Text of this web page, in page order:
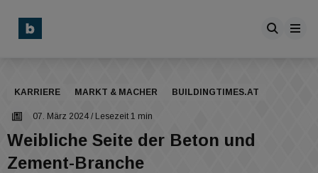
KARRIERE MARKT & MACHER BUILDINGTIMES.AT
07. März 2024 / Lesezeit 1 min
Weibliche Seite der Beton und
Zement-Branche